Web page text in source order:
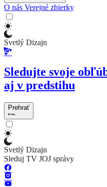
O nás Verejné zbierky
Svetlý Dizajn
Sledujte svoje
aj v predstihu
Prehrať
Svetlý Dizajn
Sleduj TV JOJ správy